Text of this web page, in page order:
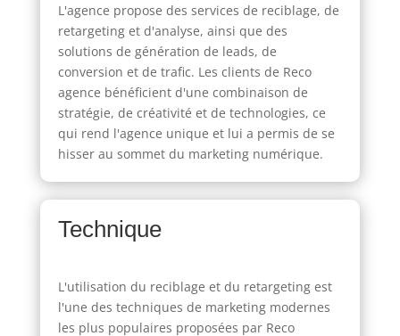
L'agence propose des services de reciblage, de
retargeting et d'analyse, ainsi que des
solutions de génération de leads, de
conversion et de trafic. Les clients de Reco
agence bénéficient d'une combinaison de
stratégie, de créativité et de technologies, ce
qui rend l'agence unique et lui a permis de se
hisser au sommet du marketing numérique.
Technique
L'utilisation du reciblage et du retargeting est
l'une des techniques de marketing modernes
les plus populaires proposées par Reco